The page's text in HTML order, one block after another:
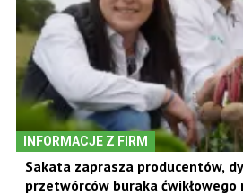
INFORMACJE Z FIRM
Sakata zaprasza producentów,
przetwórców buraka ćwikłowego